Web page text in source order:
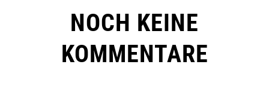
NOCH KEINE
KOMMENTARE